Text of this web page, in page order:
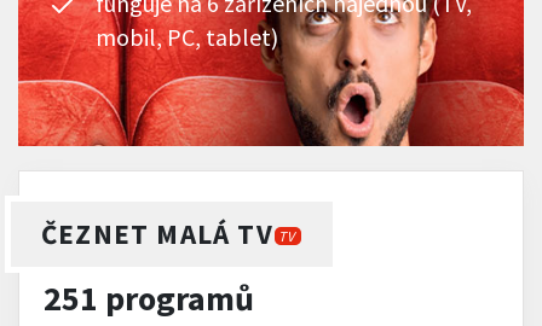
mobil, PC, tablet)
ČEZNET MALÁ TV TV
251 programů